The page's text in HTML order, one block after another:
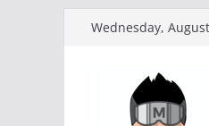
Wednesday,